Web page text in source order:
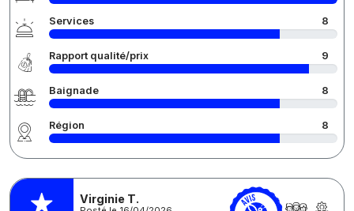
Services 8
Rapport qualité/prix 9
Baignade 8
Région 8
Virginie T.